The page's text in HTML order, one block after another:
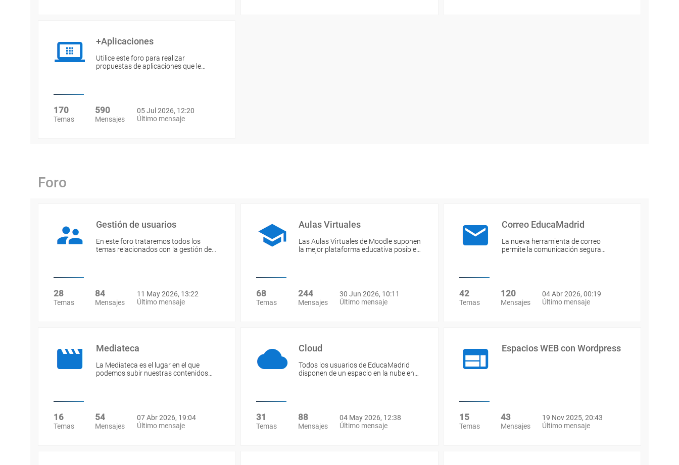
+Aplicaciones
Utilice este foro para realizar
propuestas de aplicaciones que le…
170
Temas
590
Mensajes
05 Jul 2026, 12:20
Último mensaje
Foro
Gestión de usuarios
En este foro trataremos todos los
temas relacionados con la gestión de…
28
Temas
84
Mensajes
11 May 2026, 13:22
Último mensaje
Aulas Virtuales
Las Aulas Virtuales de Moodle suponen
la mejor plataforma educativa posible…
68
Temas
244
Mensajes
30 Jun 2026, 10:11
Último mensaje
Correo EducaMadrid
La nueva herramienta de correo
permite la comunicación segura…
42
Temas
120
Mensajes
04 Abr 2026, 00:19
Último mensaje
Mediateca
La Mediateca es el lugar en el que
podemos subir nuestras contenidos…
16
Temas
54
Mensajes
07 Abr 2026, 19:04
Último mensaje
Cloud
Todos los usuarios de EducaMadrid
disponen de un espacio en la nube en…
31
Temas
88
Mensajes
04 May 2026, 12:38
Último mensaje
Espacios WEB con Wordpress
15
Temas
43
Mensajes
19 Nov 2025, 20:43
Último mensaje